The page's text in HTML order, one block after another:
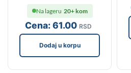
Cena:61.00 RSD
Na lageru 20+ kom
Dodaj u korpu